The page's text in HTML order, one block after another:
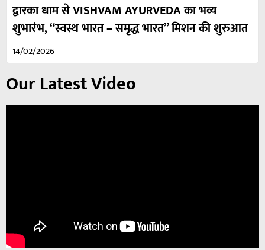
द्वारका धाम से VISHVAM AYURVEDA का भव्य
शुभारंभ, “स्वस्थ भारत – समृद्ध भारत” मिशन की शुरुआत
14/02/2026
Our Latest Video